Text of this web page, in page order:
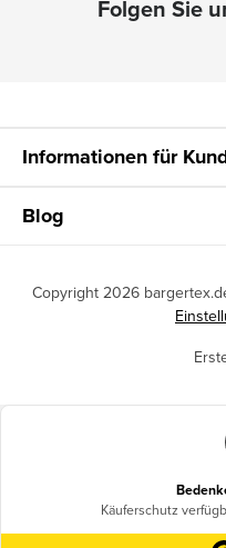
Informationen für
Blog
Copyright 2026